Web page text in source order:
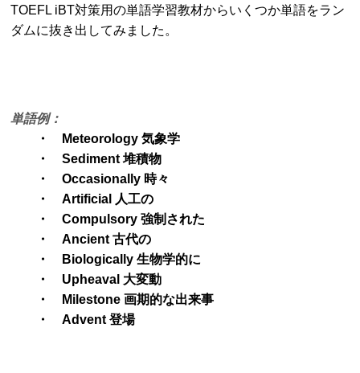
TOEFL iBT対策用の単語学習教材からいくつか単語をラン
ダムに抜き出してみました。
単語例：
・ Meteorology 気象学
・ Sediment 堆積物
・ Occasionally 時々
・ Artificial 人工の
・ Compulsory 強制された
・ Ancient 古代の
・ Biologically 生物学的に
・ Upheaval 大変動
・ Milestone 画期的な出来事
・ Advent 登場